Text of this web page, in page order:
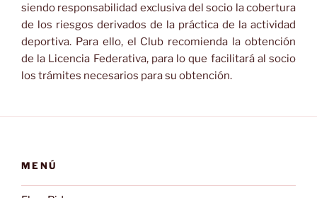
siendo responsabilidad exclusiva del socio la cobertura
de los riesgos derivados de la práctica de la actividad
deportiva. Para ello, el Club recomienda la obtención
de la Licencia Federativa, para lo que facilitará al socio
los trámites necesarios para su obtención.
MENÚ